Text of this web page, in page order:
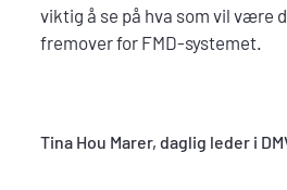
viktig å se på hva som vil være
fremover for FMD-systemet.
Tina Hou Marer, daglig leder i